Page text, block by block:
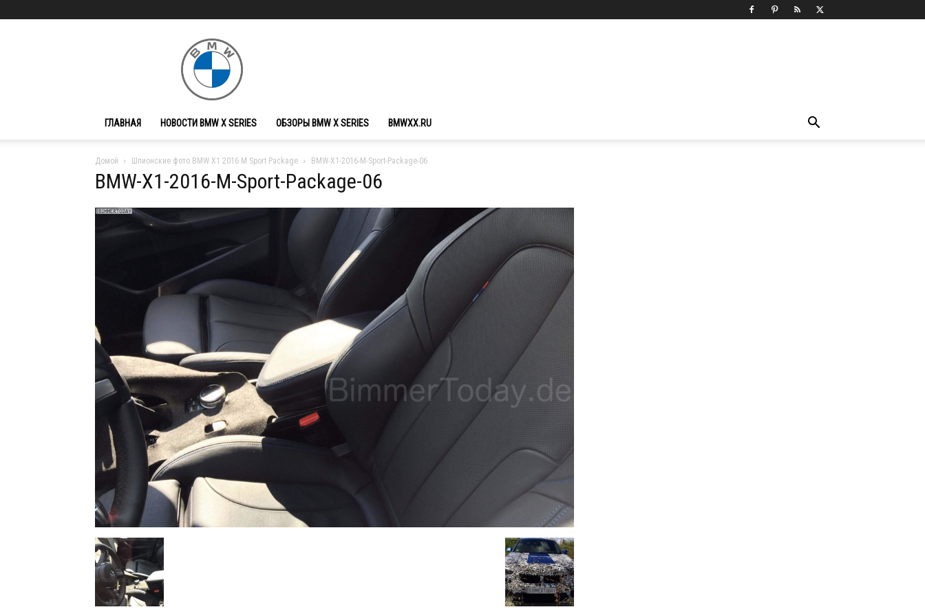
BMW
Series
ГЛАВНАЯ НОВОСТИ BMW X SERIES ОБЗОРЫ BMW X SERIES BMWXX.RU
Домой Шпионские фото BMW X1 2016 M Sport Package BMW-X1-2016-M-Sport-Package-06
BMW-X1-2016-M-Sport-Package-06